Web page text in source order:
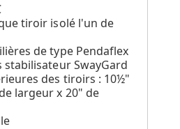
tiroir isolé l'un de
de type Pendaflex
stabilisateur SwayGard
des tiroirs : 10½"
largeur x 20" de